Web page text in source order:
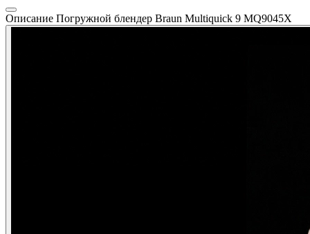
Описание Погружной блендер Braun Multiquick 9 MQ9045X